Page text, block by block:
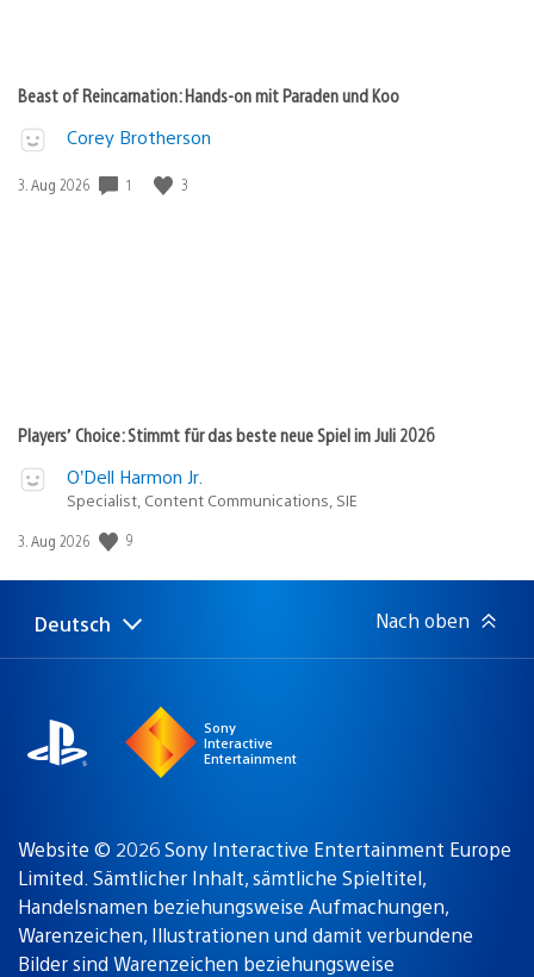
Beast of Reincarnation: Hands-on mit Paraden und Koo
Corey Brotherson
Veröffentlichungsdatum:
3. Aug 2026 1 3
Players’ Choice: Stimmt für das beste neue Spiel im Juli 2026
O’Dell Harmon Jr.
Specialist, Content Communications, SIE
Veröffentlichungsdatum:
3. Aug 2026 9
Select
Aktuelle
Deutsch Nach oben
Sony
Interactive
Entertainment
Website © 2026 Sony Interactive Entertainment Europe
Limited. Sämtlicher Inhalt, sämtliche Spieltitel,
Handelsnamen beziehungsweise Aufmachungen,
Warenzeichen, Illustrationen und damit verbundene
Bilder sind Warenzeichen beziehungsweise